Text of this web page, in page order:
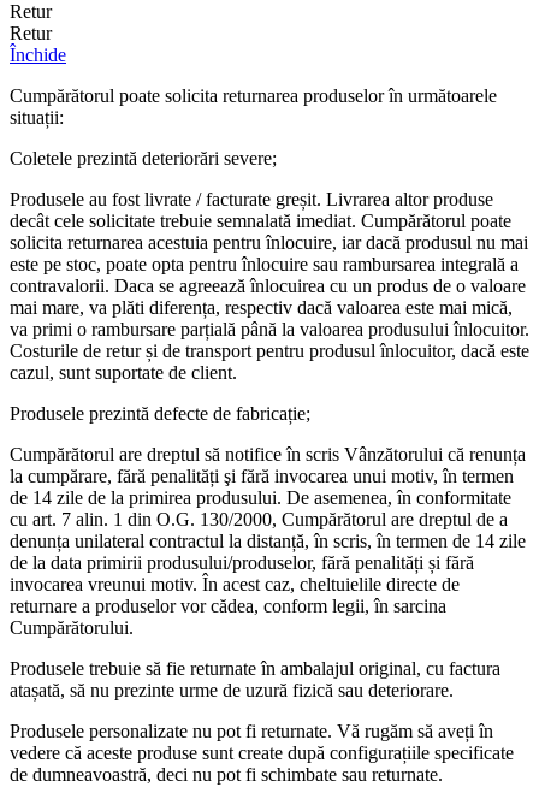
Retur
Retur
Închide
Cumpărătorul poate solicita returnarea produselor în următoarele
situații:
Coletele prezintă deteriorări severe;
Produsele au fost livrate / facturate greșit. Livrarea altor produse
decât cele solicitate trebuie semnalată imediat. Cumpărătorul poate
solicita returnarea acestuia pentru înlocuire, iar dacă produsul nu mai
este pe stoc, poate opta pentru înlocuire sau rambursarea integrală a
contravalorii. Daca se agreează înlocuirea cu un produs de o valoare
mai mare, va plăti diferența, respectiv dacă valoarea este mai mică,
va primi o rambursare parțială până la valoarea produsului înlocuitor.
Costurile de retur și de transport pentru produsul înlocuitor, dacă este
cazul, sunt suportate de client.
Produsele prezintă defecte de fabricație;
Cumpărătorul are dreptul să notifice în scris Vânzătorului că renunța
la cumpărare, fără penalități şi fără invocarea unui motiv, în termen
de 14 zile de la primirea produsului. De asemenea, în conformitate
cu art. 7 alin. 1 din O.G. 130/2000, Cumpărătorul are dreptul de a
denunța unilateral contractul la distanță, în scris, în termen de 14 zile
de la data primirii produsului/produselor, fără penalități și fără
invocarea vreunui motiv. În acest caz, cheltuielile directe de
returnare a produselor vor cădea, conform legii, în sarcina
Cumpărătorului.
Produsele trebuie să fie returnate în ambalajul original, cu factura
atașată, să nu prezinte urme de uzură fizică sau deteriorare.
Produsele personalizate nu pot fi returnate. Vă rugăm să aveți în
vedere că aceste produse sunt create după configurațiile specificate
de dumneavoastră, deci nu pot fi schimbate sau returnate.